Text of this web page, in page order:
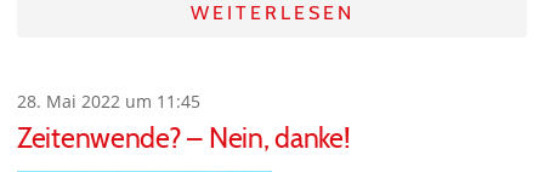
WEITERLESEN
28. Mai 2022 um 11:45
Zeitenwende? – Nein, danke!